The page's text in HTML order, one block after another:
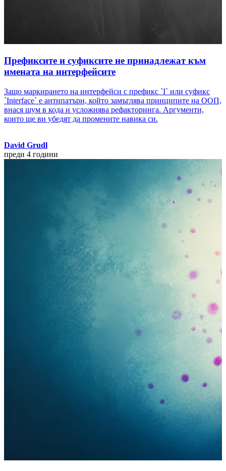
Префиксите и суфиксите не принадлежат към
имената на интерфейсите
Защо маркирането на интерфейси с префикс `I` или суфикс
`Interface` е антипатърн, който замъглява принципите на ООП,
внася шум в кода и усложнява рефакторинга. Аргументи,
които ще ви убедят да промените навика си.
David Grudl
преди 4 години